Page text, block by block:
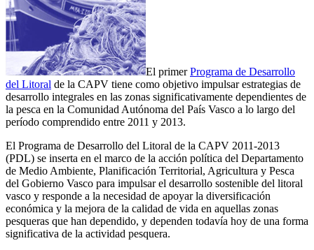
El primerPrograma de Desarrollo
del Litoral de la CAPV tiene como objetivo impulsar estrategias de
desarrollo integrales en las zonas significativamente dependientes de
la pesca en la Comunidad Autónoma del País Vasco a lo largo del
período comprendido entre 2011 y 2013.
El Programa de Desarrollo del Litoral de la CAPV 2011-2013
(PDL) se inserta en el marco de la acción política del Departamento
de Medio Ambiente, Planificación Territorial, Agricultura y Pesca
del Gobierno Vasco para impulsar el desarrollo sostenible del litoral
vasco y responde a la necesidad de apoyar la diversificación
económica y la mejora de la calidad de vida en aquellas zonas
pesqueras que han dependido, y dependen todavía hoy de una forma
significativa de la actividad pesquera.